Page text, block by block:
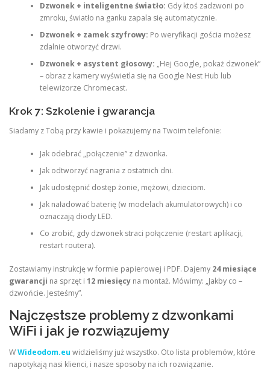
Dzwonek + inteligentne światło: Gdy ktoś zadzwoni po
zmroku, światło na ganku zapala się automatycznie.
Dzwonek + zamek szyfrowy: Po weryfikacji gościa możesz
zdalnie otworzyć drzwi.
Dzwonek + asystent głosowy: „Hej Google, pokaż dzwonek”
– obraz z kamery wyświetla się na Google Nest Hub lub
telewizorze Chromecast.
Krok 7: Szkolenie i gwarancja
Siadamy z Tobą przy kawie i pokazujemy na Twoim telefonie:
Jak odebrać „połączenie” z dzwonka.
Jak odtworzyć nagrania z ostatnich dni.
Jak udostępnić dostęp żonie, mężowi, dzieciom.
Jak naładować baterię (w modelach akumulatorowych) i co
oznaczają diody LED.
Co zrobić, gdy dzwonek straci połączenie (restart aplikacji,
restart routera).
Zostawiamy instrukcję w formie papierowej i PDF. Dajemy 24 miesiące
gwarancji na sprzęt i 12 miesięcy na montaż. Mówimy: „Jakby co –
dzwońcie. Jesteśmy”.
Najczęstsze problemy z dzwonkami
WiFi i jak je rozwiązujemy
WWideodom.eu widzieliśmy już wszystko. Oto lista problemów, które
napotykają nasi klienci, i nasze sposoby na ich rozwiązanie.